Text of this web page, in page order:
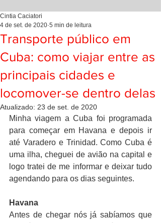
Transporte público em
Cuba: como viajar entre as
principais cidades e
locomover-se dentro delas
Cintia Caciatori
4 de set. de 2020 5 min de leitura
Atualizado: 23 de set. de 2020
Minha viagem a Cuba foi programada
para começar em Havana e depois ir
até Varadero e Trinidad. Como Cuba é
uma ilha, cheguei de avião na capital e
logo tratei de me informar e deixar tudo
agendando para os dias seguintes.
Havana
Antes de chegar nós já sabíamos que